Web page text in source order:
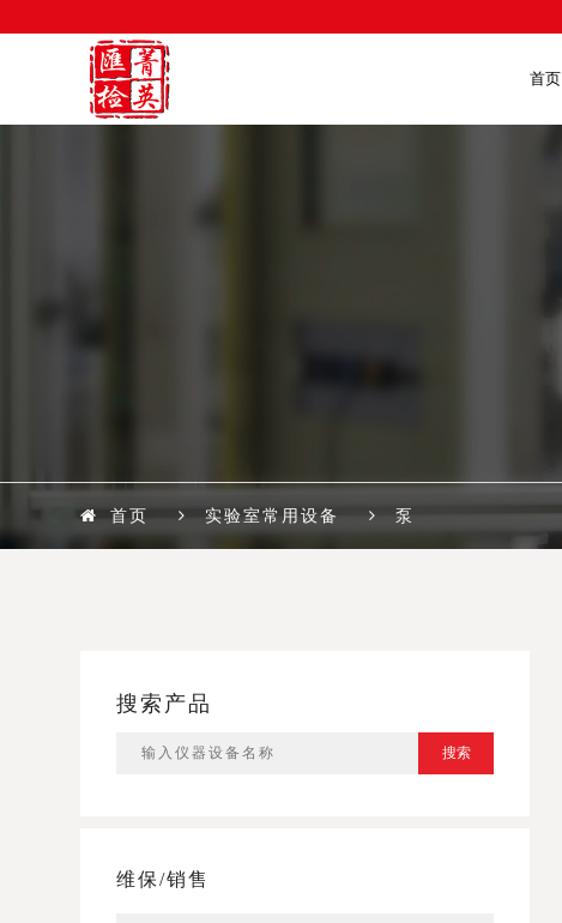
首页
首页 实验室常用设备 泵
搜索产品
搜索
维保/销售